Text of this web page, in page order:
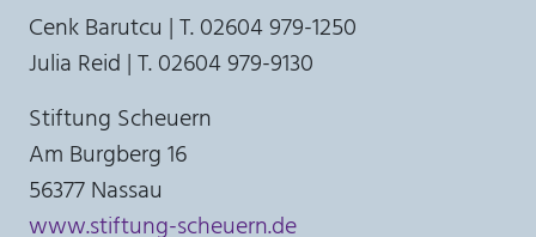
Cenk Barutcu | T. 02604 979-1250
Julia Reid | T. 02604 979-9130
Stiftung Scheuern
Am Burgberg 16
56377 Nassau
www.stiftung-scheuern.de